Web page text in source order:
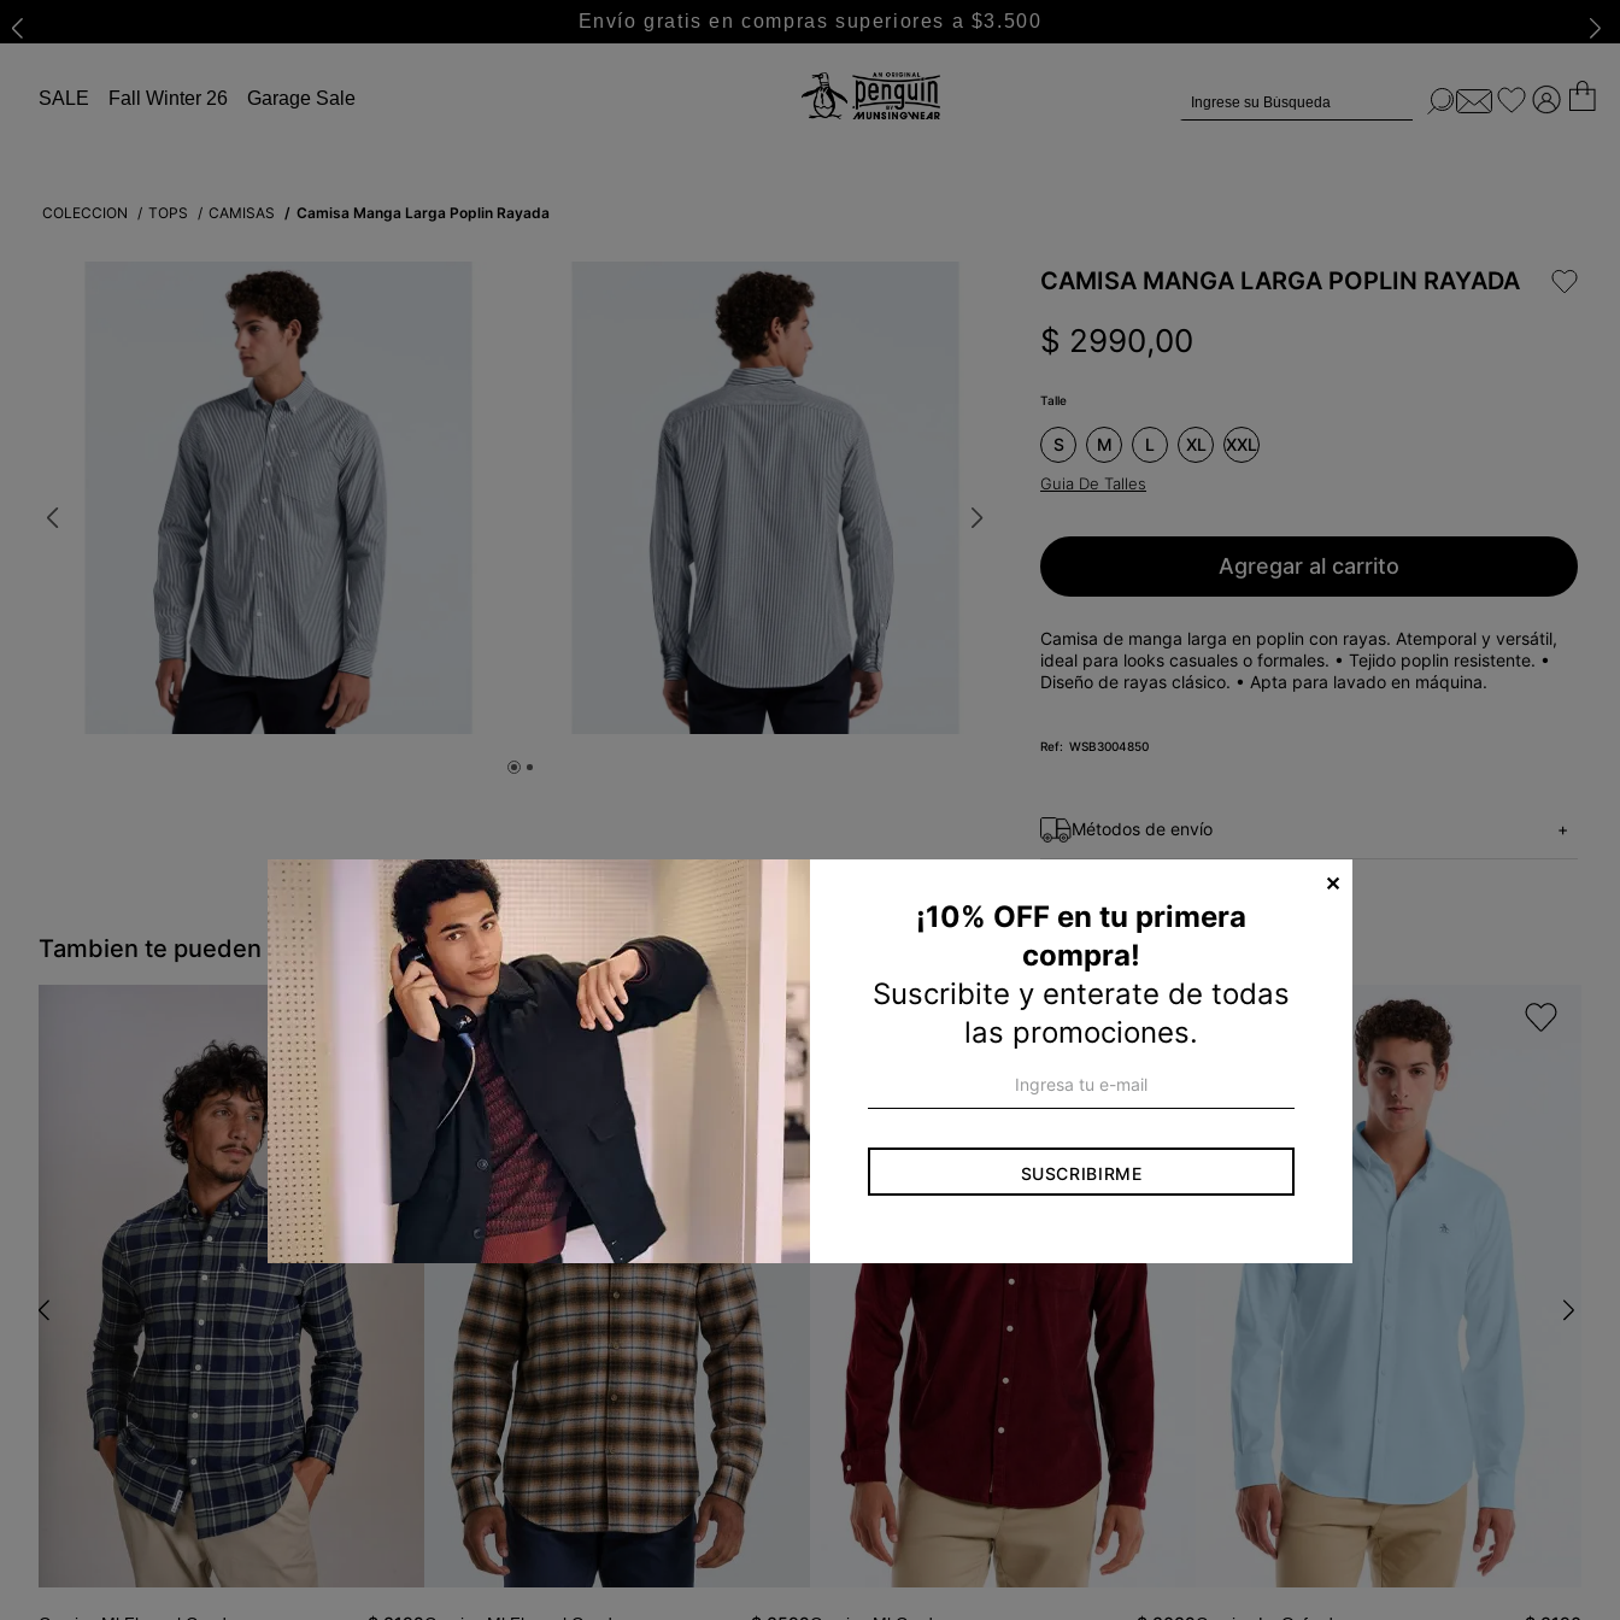
Envío gratis en compras superiores a $3.500
SALE Fall Winter 26 Garage Sale
COLECCION TOPS CAMISAS Camisa Manga Larga Poplin Rayada
CAMISA MANGA LARGA POPLIN RAYADA
$ 2990,00
Talle
S M L XL XXL
Guia De Talles
Agregar al carrito
Camisa de manga larga en poplin con rayas. Atemporal y versátil,
ideal para looks casuales o formales. • Tejido poplin resistente. •
Diseño de rayas clásico. • Apta para lavado en máquina.
WSB3004850
Métodos de envío +
Tambien te pueden interesar
¡10% OFF en tu primera
compra!
Suscribite y enterate de todas
las promociones.
SUSCRIBIRME
✕
chaleco puffer
remeras
pantalon
buzo
7 chaleco
8. campera
short
10 . sweater